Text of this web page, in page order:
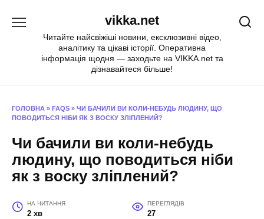
vikka.net
Читайте найсвіжіші новини, ексклюзивні відео,
аналітику та цікаві історії. Оперативна
інформація щодня — заходьте на VIKKA.net та
дізнавайтеся більше!
ГОЛОВНА » FAQS » ЧИ БАЧИЛИ ВИ КОЛИ-НЕБУДЬ ЛЮДИНУ, ЩО
ПОВОДИТЬСЯ НІБИ ЯК З ВОСКУ ЗЛІПЛЕНИЙ?
Чи бачили ви коли-небудь
людину, що поводиться ніби
як з воску зліплений?
НА ЧИТАННЯ
2 хв
ПЕРЕГЛЯДІВ
27